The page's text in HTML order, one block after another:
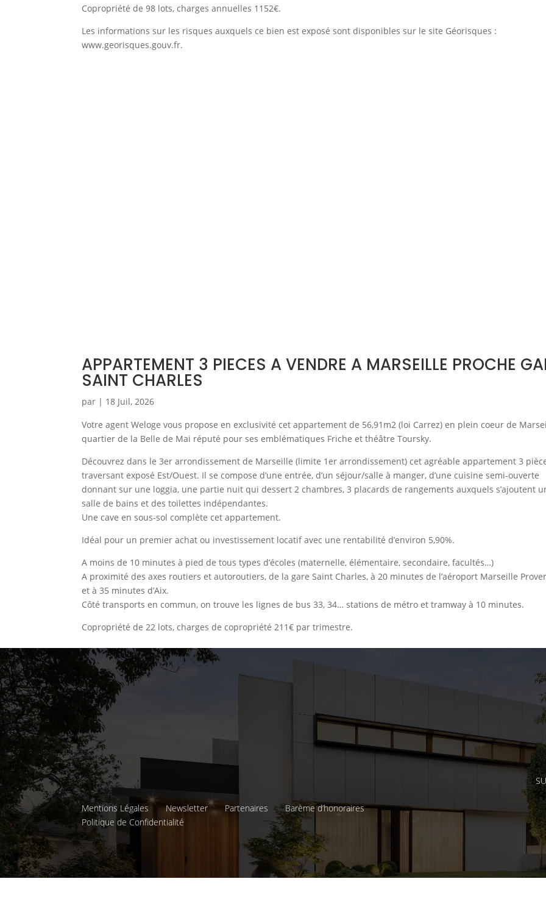
Copropriété de 98 lots, charges annuelles 1152€.
Les informations sur les risques auxquels ce bien est exposé sont disponibles sur le site Géorisques :
www.georisques.gouv.fr.
APPARTEMENT 3 PIECES A VENDRE A MARSEILLE PROCHE
SAINT CHARLES
par | 18 Juil, 2026
Votre agent Weloge vous propose en exclusivité cet appartement de 56,91m2 (loi Carrez) en plein coeur de
quartier de la Belle de Mai réputé pour ses emblématiques Friche et théâtre Toursky.
Découvrez dans le 3er arrondissement de Marseille (limite 1er arrondissement) cet agréable appartement 3
traversant exposé Est/Ouest. Il se compose d’une entrée, d’un séjour/salle à manger, d’une cuisine semi-ouverte
donnant sur une loggia, une partie nuit qui dessert 2 chambres, 3 placards de rangements auxquels s’ajoutent
salle de bains et des toilettes indépendantes.
Une cave en sous-sol complète cet appartement.
Idéal pour un premier achat ou investissement locatif avec une rentabilité d’environ 5,90%.
A moins de 10 minutes à pied de tous types d’écoles (maternelle, élémentaire, secondaire, facultés…)
A proximité des axes routiers et autoroutiers, de la gare Saint Charles, à 20 minutes de l’aéroport Marseille
et à 35 minutes d’Aix.
Côté transports en commun, on trouve les lignes de bus 33, 34… stations de métro et tramway à 10 minutes.
Copropriété de 22 lots, charges de copropriété 211€ par trimestre.
Mentions Légales Newsletter Partenaires
Barème d’honoraires
Politique de Confidentialité